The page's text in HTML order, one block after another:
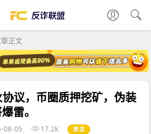
正文
议，币圈质押挖矿，伪装
雷。
08-05 17.2k 推送